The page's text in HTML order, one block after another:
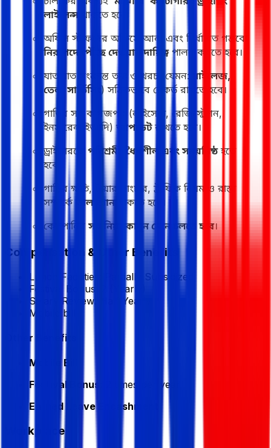
লাইসেন্স থাকতে হবে।
অফিস স্টাফদের অফিসে আনা এবং নির্ধারিত গন্তব্যে
নিরাপদে পৌঁছে দেওয়ার দায়িত্বপালন করতে হবে।
যাতায়াত সংক্রান্ত তথ্য ও খরচ (যেমন:
মাইলেজ,
তেল, সার্ভিসিং ) সঠিকভাবে রেকর্ড রাখতে হবে।
গাড়ির সব কাগজপত্র (লাইসেন্স, রেজিস্ট্রেশন,
ইনস্যুরেন্স ইত্যাদি)আপডেটরাখতে হবে।
ড্রাইভারকে পরিশ্রমী, ধৈর্যশীল এবং সময়নিষ্ঠহতে
হবে।
গাড়ির ক্ষতি, টায়ার পাংচার, ট্রাফিক নিয়ম ও রাস্তা
সম্পর্কে
ভাল জ্ঞান থাকতে হবে।
কোম্পানিরসব নিয়মকানুন মেনে চলতে হবে।
Compensation & Other Benefits
Lunch Facilities:
Partially Subsidized
Festival Bonus:
(Yearly)
Salary Review:
Half Yearly
Mobile bill
Other Benefits
Mobile Bill
Festival Bonus:
2 times per year
Earned Leave Encashment
Workplace